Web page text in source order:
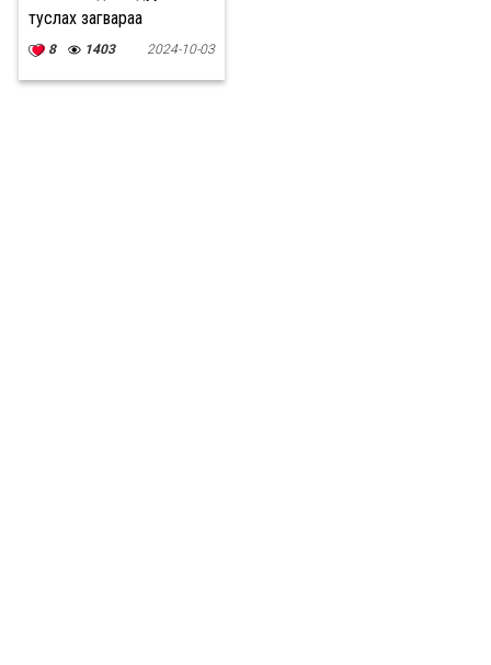
туслах загвараа
танилцууллаа
8 1403 2024-10-03